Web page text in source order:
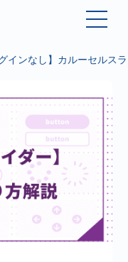
グインなし】カルーセルス